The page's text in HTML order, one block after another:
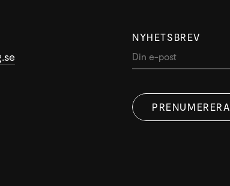
NYHETSBREV
PRENUMERERA